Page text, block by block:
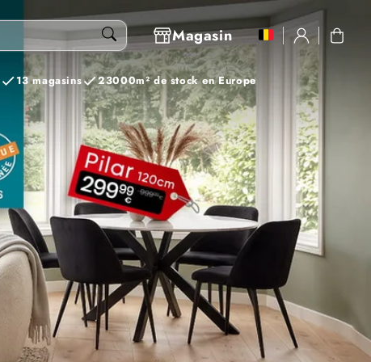
Magasin
Se
connecter
Panier
13 magasins 23000m² de stock en Europe